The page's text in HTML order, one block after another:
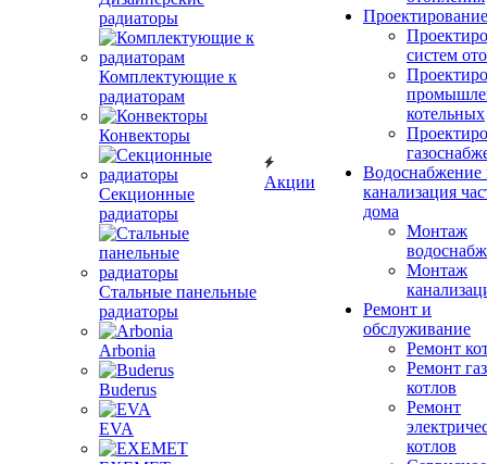
радиаторы
Комплектующие к
радиаторам
Конвекторы
Секционные
радиаторы
Стальные панельные
радиаторы
Arbonia
Buderus
EVA
Акции
Проектирование
систем
котельных
Водоснабжение
канализация
дома
Монтаж
Монтаж
Ремонт и
обслуживание
Ремонт
Ремонт
котлов
Ремонт
котлов